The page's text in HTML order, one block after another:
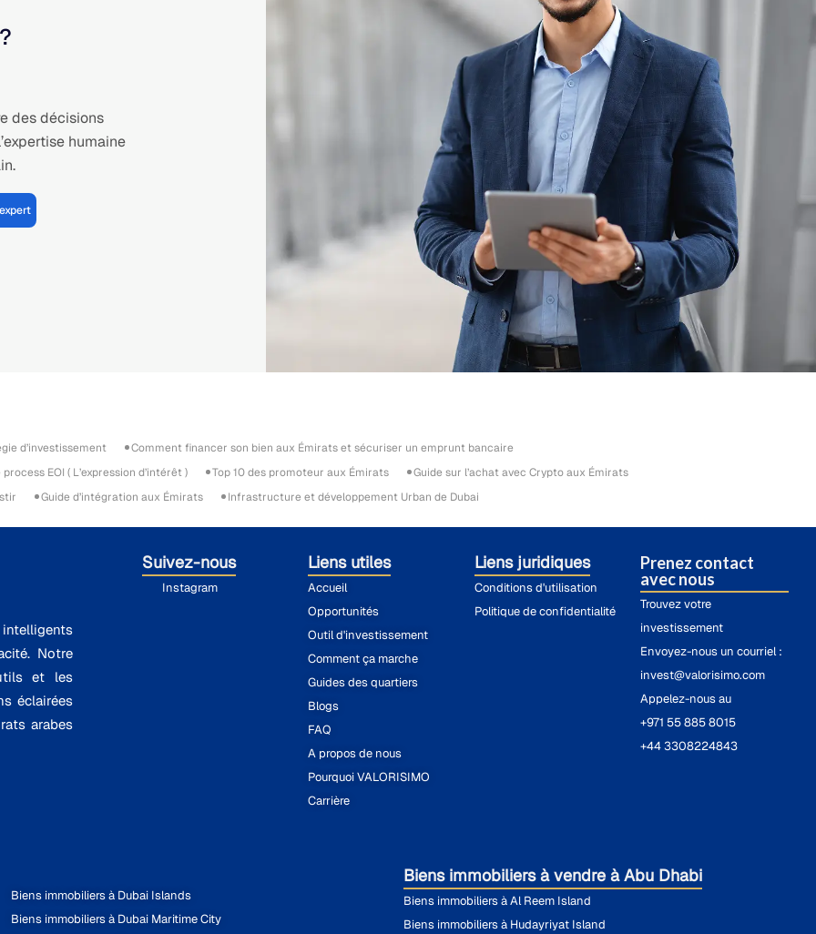
des décisions
humaine
d’investissement
Comment financer son bien aux Émirats et sécuriser un emprunt bancaire
EOI ( L’expression d’intérêt ) Top 10 des promoteur aux Émirats
Guide sur l’achat avec Crypto aux Émirats
Guide d’intégration aux Émirats Infrastructure et développement Urban de Dubai
Notre
et les
éclairées
arabes
Suivez-nous
Instagram
Liens utiles
Accueil
Opportunités
Outil d'investissement
Comment ça marche
Guides des quartiers
Blogs
FAQ
A propos de nous
Pourquoi VALORISIMO
Carrière
Liens juridiques
Conditions d'utilisation
Politique de confidentialité
Prenez contact
avec nous
Trouvez votre
investissement
Envoyez-nous un courriel :
invest@valorisimo.com
Appelez-nous au
+971 55 885 8015
+44 3308224843
Biens immobiliers à Dubai Islands
Biens immobiliers à Dubai Maritime City
Biens immobiliers à vendre à Abu Dhabi
Biens immobiliers à Al Reem Island
Biens immobiliers à Hudayriyat Island